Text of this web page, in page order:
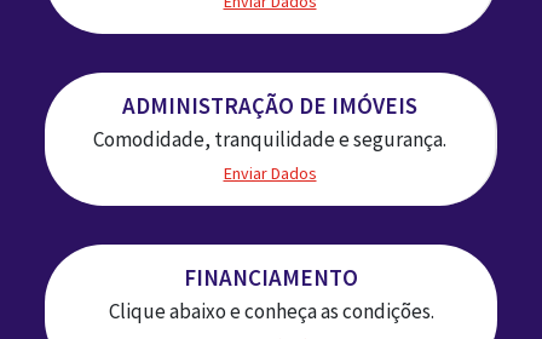
ADMINISTRAÇÃO DE IMÓVEIS
Comodidade, tranquilidade e segurança.
Enviar Dados
FINANCIAMENTO
Clique abaixo e conheça as condições.